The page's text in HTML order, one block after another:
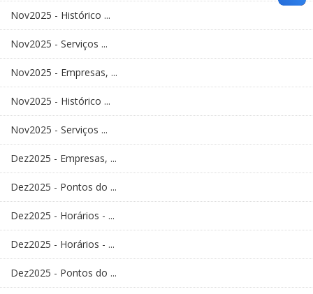
Nov2025 - Histórico ...
Nov2025 - Serviços ...
Nov2025 - Empresas, ...
Nov2025 - Histórico ...
Nov2025 - Serviços ...
Dez2025 - Empresas, ...
Dez2025 - Pontos do ...
Dez2025 - Horários - ...
Dez2025 - Horários - ...
Dez2025 - Pontos do ...